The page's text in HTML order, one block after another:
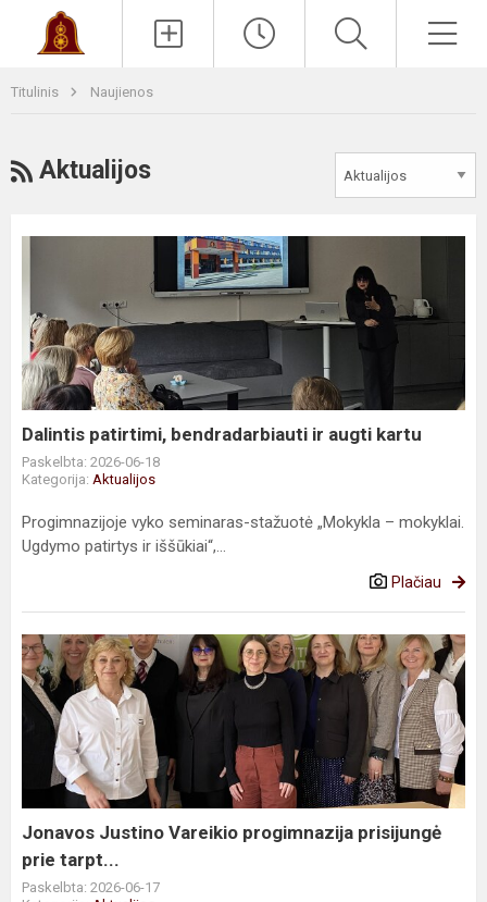
Titulinis Naujienos
RSS
Aktualijos
bendradarbiauti
augti
kartu
Dalintis patirtimi, bendradarbiauti ir augti kartu
Paskelbta: 2026-06-18
Kategorija: Aktualijos
Progimnazijoje vyko seminaras-stažuotė „Mokykla – mokyklai.
Ugdymo patirtys ir iššūkiai“,...
Plačiau
Jonavos
Justino
Vareikio
progimnazija
prisijungė
Jonavos Justino Vareikio progimnazija prisijungė
prie tarpt...
Paskelbta: 2026-06-17